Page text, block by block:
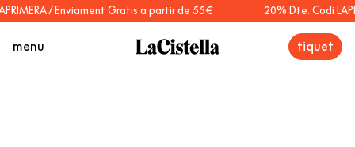
/ Enviament Gratis a partir de 55€ 20% Dte. Codi
menu tiquet